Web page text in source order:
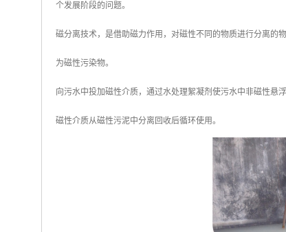
个发展阶段的问题。
磁分离技术，是借助磁力作用，对磁性不同的物质进行分离的
为磁性污染物。
向污水中投加磁性介质，通过水处理絮凝剂使污水中非磁性悬
磁性介质从磁性污泥中分离回收后循环使用。